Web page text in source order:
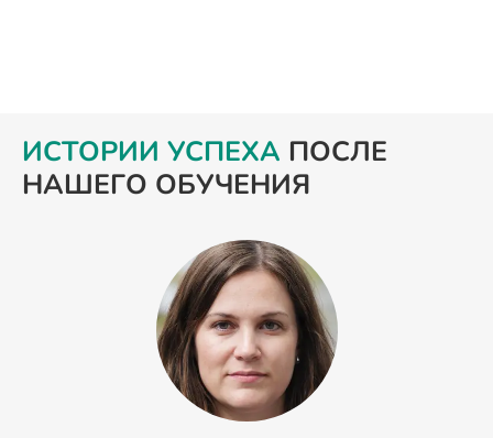
ИСТОРИИ УСПЕХА ПОСЛЕ
НАШЕГО ОБУЧЕНИЯ